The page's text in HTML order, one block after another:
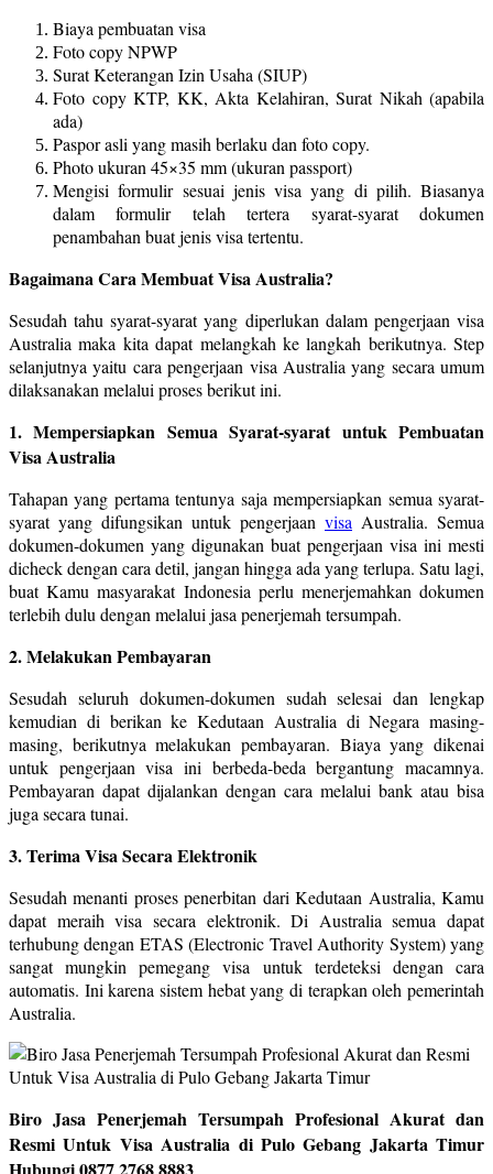
Biaya pembuatan visa
Foto copy NPWP
Surat Keterangan Izin Usaha (SIUP)
Foto copy KTP, KK, Akta Kelahiran, Surat Nikah (apabila
ada)
Paspor asli yang masih berlaku dan foto copy.
Photo ukuran 45×35 mm (ukuran passport)
Mengisi formulir sesuai jenis visa yang di pilih. Biasanya
dalam formulir telah tertera syarat-syarat dokumen
penambahan buat jenis visa tertentu.
Bagaimana Cara Membuat Visa Australia?
Sesudah tahu syarat-syarat yang diperlukan dalam pengerjaan visa
Australia maka kita dapat melangkah ke langkah berikutnya. Step
selanjutnya yaitu cara pengerjaan visa Australia yang secara umum
dilaksanakan melalui proses berikut ini.
1. Mempersiapkan Semua Syarat-syarat untuk Pembuatan
Visa Australia
Tahapan yang pertama tentunya saja mempersiapkan semua syarat-
syarat yang difungsikan untuk pengerjaan visa Australia. Semua
dokumen-dokumen yang digunakan buat pengerjaan visa ini mesti
dicheck dengan cara detil, jangan hingga ada yang terlupa. Satu lagi,
buat Kamu masyarakat Indonesia perlu menerjemahkan dokumen
terlebih dulu dengan melalui jasa penerjemah tersumpah.
2. Melakukan Pembayaran
Sesudah seluruh dokumen-dokumen sudah selesai dan lengkap
kemudian di berikan ke Kedutaan Australia di Negara masing-
masing, berikutnya melakukan pembayaran. Biaya yang dikenai
untuk pengerjaan visa ini berbeda-beda bergantung macamnya.
Pembayaran dapat dijalankan dengan cara melalui bank atau bisa
juga secara tunai.
3. Terima Visa Secara Elektronik
Sesudah menanti proses penerbitan dari Kedutaan Australia, Kamu
dapat meraih visa secara elektronik. Di Australia semua dapat
terhubung dengan ETAS (Electronic Travel Authority System) yang
sangat mungkin pemegang visa untuk terdeteksi dengan cara
automatis. Ini karena sistem hebat yang di terapkan oleh pemerintah
Australia.
Biro Jasa Penerjemah Tersumpah Profesional Akurat dan
Resmi Untuk Visa Australia di Pulo Gebang Jakarta Timur
Hubungi 0877 2768 8883